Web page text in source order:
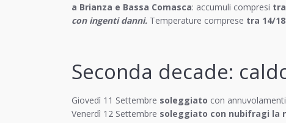
a Brianza e Bassa Comasca: accumuli compresi
con ingenti danni. Temperature comprese tra 14/
Seconda decade:
Giovedì 11 Settembre soleggiato con
Venerdì 12 Settembre soleggiato con nubifragi la